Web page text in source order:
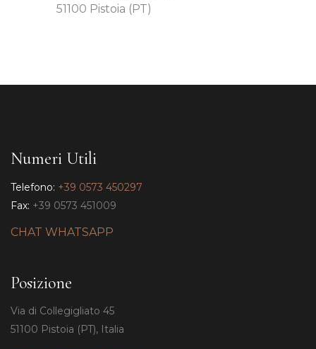
51100 Pistoia (PT)
Numeri Utili
Telefono: +39 0573 450297
Fax: +39 0573 451009
CHAT WHATSAPP
Posizione
Via di Collegigliato 45
51100 Pistoia (PT), Italia